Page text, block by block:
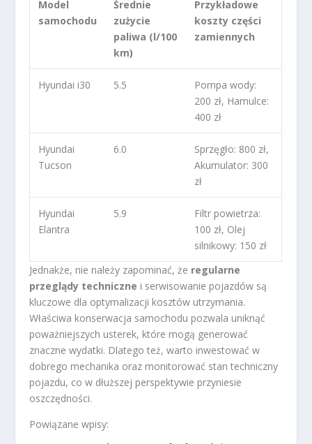
Model
samochodu
Średnie
zużycie
paliwa (l/100
km)
Przykładowe
koszty części
zamiennych
Hyundai i30 5.5
Pompa wody:
200 zł, Hamulce:
400 zł
Hyundai
Tucson
6.0
Sprzęgło: 800 zł,
Akumulator: 300
zł
Hyundai
Elantra
5.9
Filtr powietrza:
100 zł, Olej
silnikowy: 150 zł
Jednakże, nie należy zapominać, że regularne
przeglądy techniczne i serwisowanie pojazdów są
kluczowe dla optymalizacji kosztów utrzymania.
Właściwa konserwacja samochodu pozwala uniknąć
poważniejszych usterek, które mogą generować
znaczne wydatki. Dlatego też, warto inwestować w
dobrego mechanika oraz monitorować stan techniczny
pojazdu, co w dłuższej perspektywie przyniesie
oszczędności.
Powiązane wpisy: